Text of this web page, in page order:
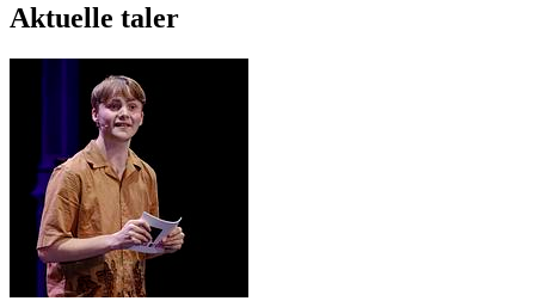
Aktuelle taler